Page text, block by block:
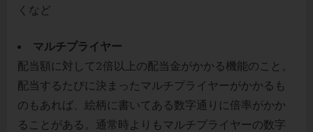
くなど
マルチプライヤー
配当額に対して2倍以上の配当金がかかる機能のこと。
配当するたびに決まったマルチプライヤーがかかるも
のもあれば、絵柄に書いてある数字通りに倍率がかか
ることがある。通常時よりもマルチプライヤーの数字